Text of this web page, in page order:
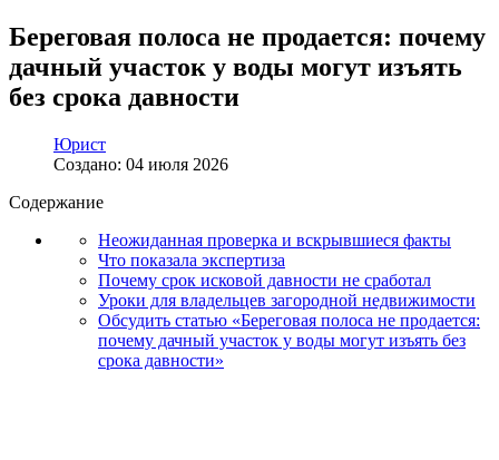
Береговая полоса не продается: почему
дачный участок у воды могут изъять
без срока давности
Юрист
Создано: 04 июля 2026
Содержание
Неожиданная проверка и вскрывшиеся факты
Что показала экспертиза
Почему срок исковой давности не сработал
Уроки для владельцев загородной недвижимости
Обсудить статью «Береговая полоса не продается:
почему дачный участок у воды могут изъять без
срока давности»